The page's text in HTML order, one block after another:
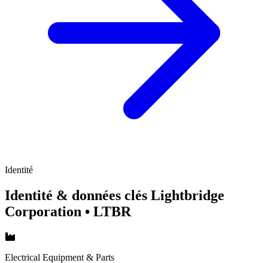
Identité
Identité & données clés Lightbridge
Corporation • LTBR
Electrical Equipment & Parts